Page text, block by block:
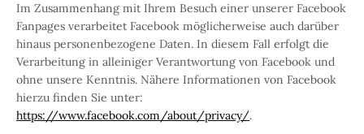
Im Zusammenhang mit Ihrem Besuch einer unserer Facebook
Fanpages verarbeitet Facebook möglicherweise auch darüber
hinaus personenbezogene Daten. In diesem Fall erfolgt die
Verarbeitung in alleiniger Verantwortung von Facebook und
ohne unsere Kenntnis. Nähere Informationen von Facebook
hierzu finden Sie unter:
https://www.facebook.com/about/privacy/.